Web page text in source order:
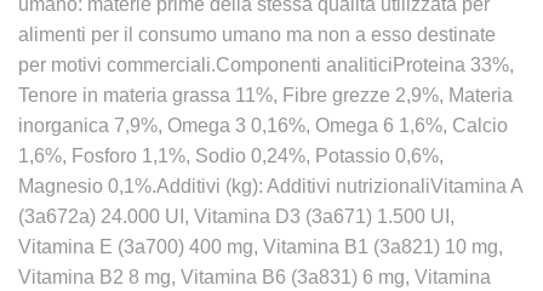
alimenti per il consumo umano ma non a esso destinate
per motivi commerciali.Componenti analiticiProteina 33%,
Tenore in materia grassa 11%, Fibre grezze 2,9%, Materia
inorganica 7,9%, Omega 3 0,16%, Omega 6 1,6%, Calcio
1,6%, Fosforo 1,1%, Sodio 0,24%, Potassio 0,6%,
Magnesio 0,1%.Additivi (kg): Additivi nutrizionaliVitamina A
(3a672a) 24.000 UI, Vitamina D3 (3a671) 1.500 UI,
Vitamina E (3a700) 400 mg, Vitamina B1 (3a821) 10 mg,
Vitamina B2 8 mg, Vitamina B6 (3a831) 6 mg, Vitamina